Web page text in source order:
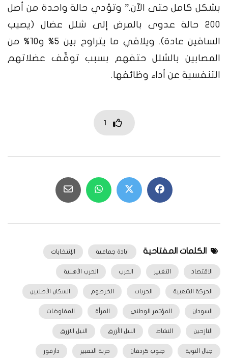
بشكل كامل حتى الآن.” وتؤدي حالة واحدة من أصل
200 حالة عدوى بالمرض إلى شلل عضال (يصيب
الساقين عادة). ويلاقي ما يتراوح بين 5% و10% من
المصابين بالشلل حتفهم بسبب توقّف عضلاتهم
التنفسية عن أداء وظائفها.
1
الكلمات المفتاحية ابادة جماعية الإنتخابات
الاقتصاد التغيير الحرب الحرب الأهلية
الحركة الشعبية الحريات الخرطوم السكان الأصليين
السودان المؤتمر الوطني المرأة المفاوضات
النازحين النشاط النيل الأزرق النيل الازرق
جبال النوبة جنوب كردفان حرية التعبير دارفور